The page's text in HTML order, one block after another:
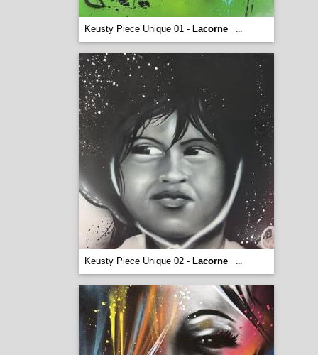
Keusty Piece Unique 01 - Lacorne ...
Keusty Piece Unique 02 - Lacorne ...